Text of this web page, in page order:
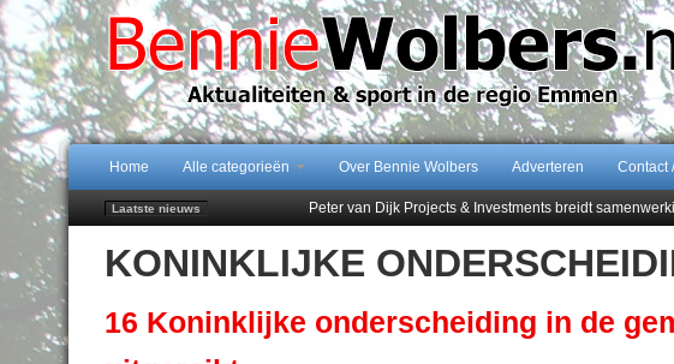
Home Alle categorieën Over Bennie Wolbers Adverteren Contact
Laatste nieuws
Peter van Dijk Projects & Investments breidt
102 kaarsen voor eeuwling Mieke Sijbom-Maatje
Emmen wint op Open Dag overtuigend van Almere City
KONINKLIJKE
16 Koninklijke onderscheiding in de